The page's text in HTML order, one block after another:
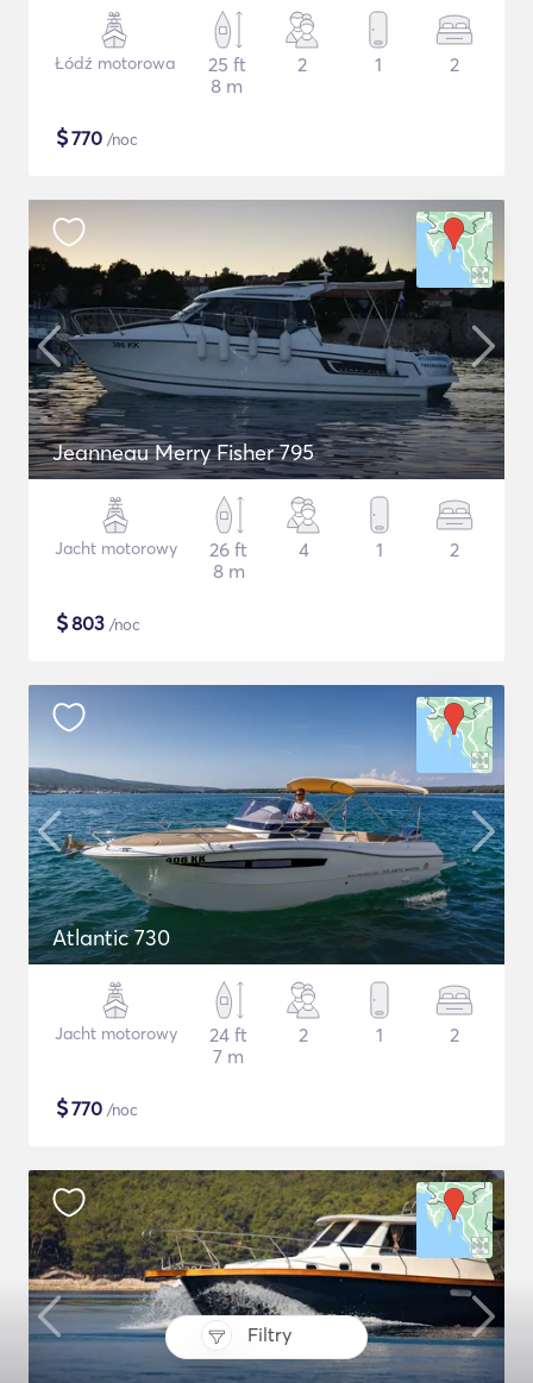
Filtry
Łódź motorowa
25 ft
8 m
2 1 2
$770 /noc
Jeanneau Merry Fisher 795
Jacht motorowy
26 ft
8 m
4 1 2
$803 /noc
Atlantic 730
Jacht motorowy
24 ft
7 m
2 1 2
$770 /noc